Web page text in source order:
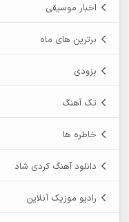
اخبار موسیقی
برترین های ماه
بزودی
تک آهنگ
خاطره ها
دانلود آهنگ کردی شاد
رادیو موزیک آنلاین